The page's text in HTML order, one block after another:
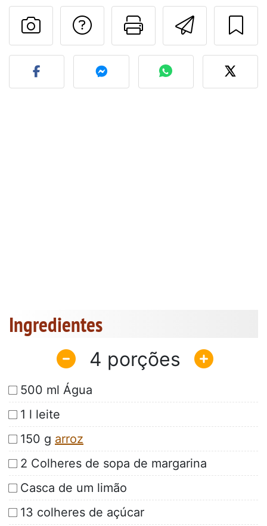
Imprima
Falar com o autor
Fez esta receita?
Ingredientes
4
500 ml Água
1 l leite
150 g arroz
2 Colheres de sopa de margarina
Casca de um limão
13 colheres de açúcar